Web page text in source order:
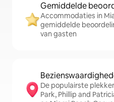
Gemiddelde
Accommodaties in
gemiddelde
van gasten
De populairste
Park, Phillip and